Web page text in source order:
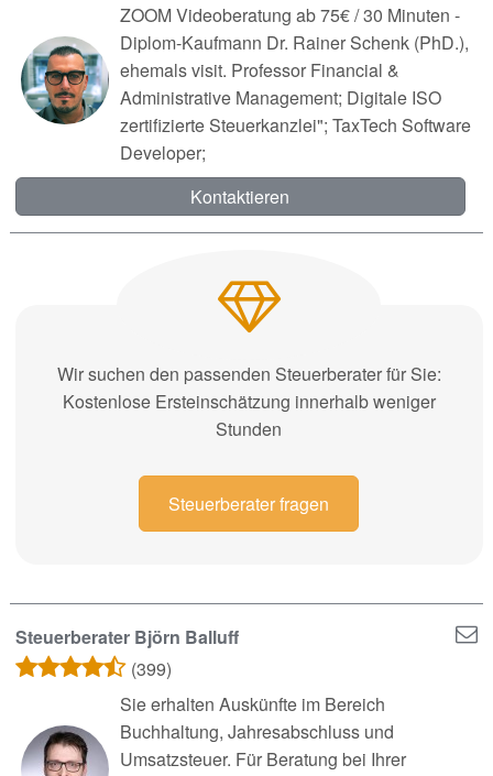
ZOOM Videoberatung ab 75€ / 30 Minuten -
Diplom-Kaufmann Dr. Rainer Schenk (PhD.),
ehemals visit. Professor Financial &
Administrative Management; Digitale ISO
zertifizierte Steuerkanzlei"; TaxTech Software
Developer;
Kontaktieren
Wir suchen den passenden Steuerberater für Sie:
Kostenlose Ersteinschätzung innerhalb weniger
Stunden
Steuerberater fragen
Steuerberater Björn Balluff
(399)
Sie erhalten Auskünfte im Bereich
Buchhaltung, Jahresabschluss und
Umsatzsteuer. Für Beratung bei Ihrer